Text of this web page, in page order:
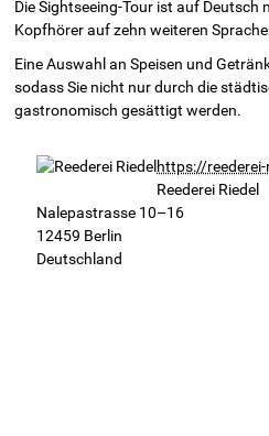
Die Sightseeing-Tour ist auf Deutsch
Kopfhörer auf zehn weiteren
Eine Auswahl an Speisen und
sodass Sie nicht nur durch die
gastronomisch gesättigt werden.
https://
Reederei Riedel
Nalepastrasse 10–16
12459 Berlin
Deutschland